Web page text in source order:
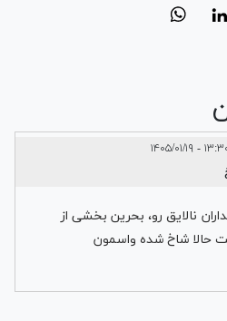
- ۱۴۰۵/۰۱/۱۹
نالایق رو، بحرین بخشی از
حالا شاخ شده واسمون